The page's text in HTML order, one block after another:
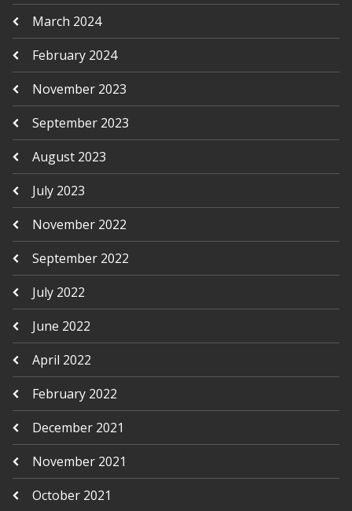
March 2024
February 2024
November 2023
September 2023
August 2023
July 2023
November 2022
September 2022
July 2022
June 2022
April 2022
February 2022
December 2021
November 2021
October 2021